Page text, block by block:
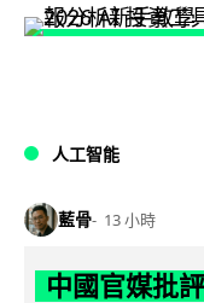
人工智能
藍骨 13 小時
中國官媒批